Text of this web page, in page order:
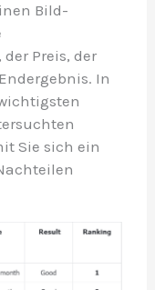
Bild-
Preis, der
In
Sie sich ein